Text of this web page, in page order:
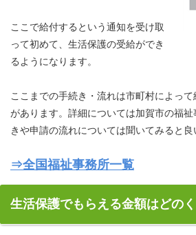
ここで給付するという通知を受け取
って初めて、生活保護の受給ができ
るようになります。
ここまでの手続き・流れは市町村によっ
があります。詳細については加賀市の福
きや申請の流れについては聞いてみると良
⇒全国福祉事務所一覧
生活保護でもらえる金額はどの